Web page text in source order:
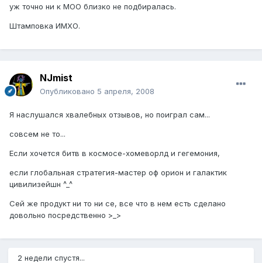
уж точно ни к МОО близко не подбиралась.
Штамповка ИМХО.
NJmist
Опубликовано 5 апреля, 2008
Я наслушался хвалебных отзывов, но поиграл сам...
совсем не то...
Если хочется битв в космосе-хомеворлд и гегемония,
если глобальная стратегия-мастер оф орион и галактик
цивилизейшн ^_^
Сей же продукт ни то ни се, все что в нем есть сделано
довольно посредственно >_>
2 недели спустя...